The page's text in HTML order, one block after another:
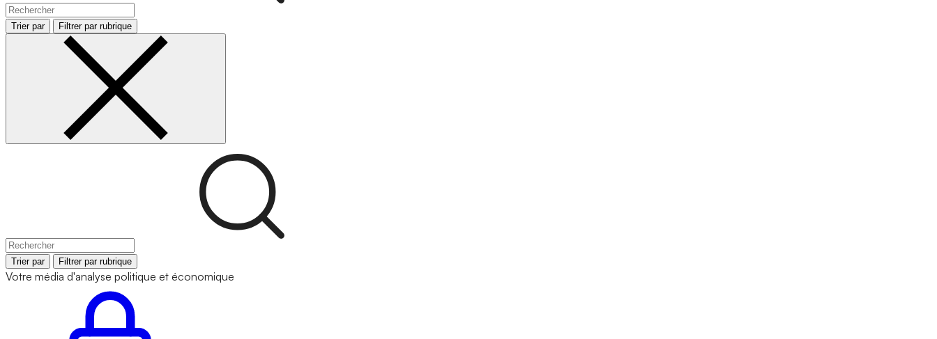
Trier par Filtrer par rubrique
Trier par Filtrer par rubrique
Votre média d'analyse politique et économique